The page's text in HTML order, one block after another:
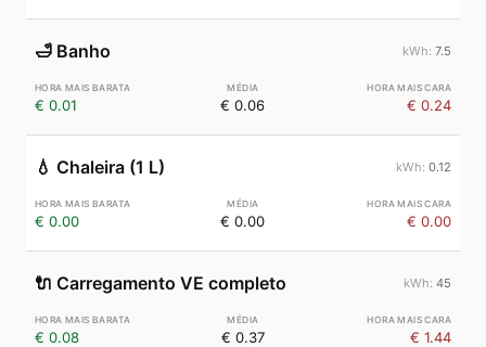
🛁 Banho 7.5
€ 0.01 € 0.06 € 0.24
💧 Chaleira (1 L) 0.12
€ 0.00 € 0.00 € 0.00
🔌 Carregamento VE completo 45
€ 0.08 € 0.37 € 1.44